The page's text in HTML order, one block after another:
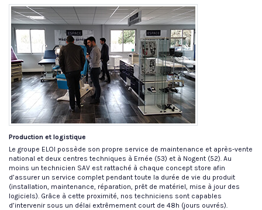
Production et logistique
Le groupe ELOI possède son propre service de maintenance et après-vente
national et deux centres techniques à Ernée (53) et à Nogent (52). Au
moins un technicien SAV est rattaché à chaque concept store afin
d’assurer un service complet pendant toute la durée de vie du produit
(installation, maintenance, réparation, prêt de matériel, mise à jour des
logiciels). Grâce à cette proximité, nos techniciens sont capables
d’intervenir sous un délai extrêmement court de 48h (jours ouvrés).